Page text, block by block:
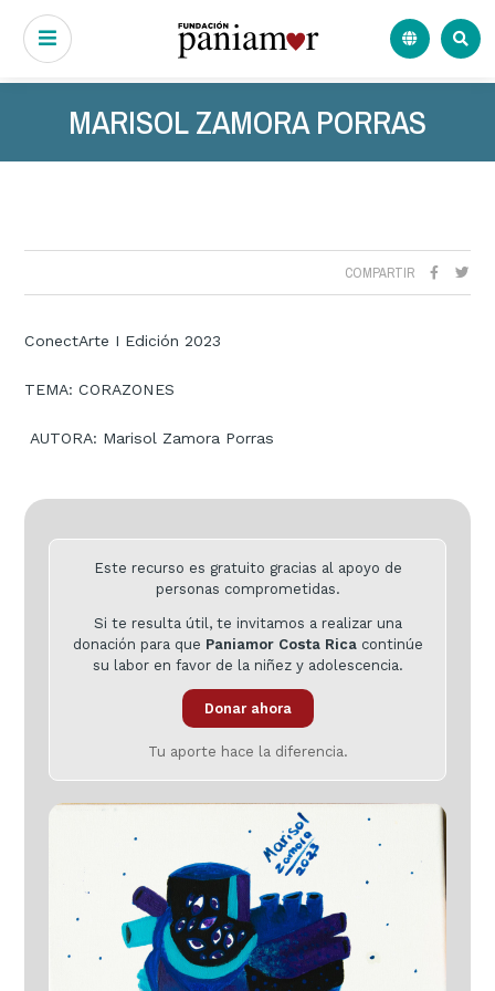
MARISOL ZAMORA PORRAS
COMPARTIR
ConectArte I Edición 2023
TEMA: CORAZONES
AUTORA: Marisol Zamora Porras
Este recurso es gratuito gracias al apoyo de
personas comprometidas.
Si te resulta útil, te invitamos a realizar una
donación para que Paniamor Costa Ricacontinúe
su labor en favor de la niñez y adolescencia.
Donar ahora
Tu aporte hace la diferencia.